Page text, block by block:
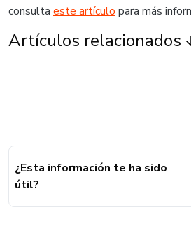
consulta este artículo para más
Artículos relacionados
¿Esta información te ha sido
útil?